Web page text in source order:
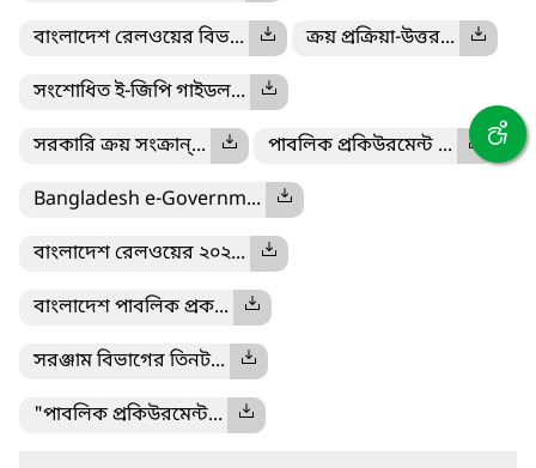
বাংলাদেশ রেলওয়ের বিভ... ক্রয় প্রক্রিয়া-উত্তর...
সংশোধিত ই-জিপি গাইডল...
সরকারি ক্রয় সংক্রান্... পাবলিক প্রকিউরমেন্ট ...
Bangladesh e-Governm...
বাংলাদেশ রেলওয়ের ২০২...
বাংলাদেশ পাবলিক প্রক...
সরঞ্জাম বিভাগের তিনট...
"পাবলিক প্রকিউরমেন্ট...